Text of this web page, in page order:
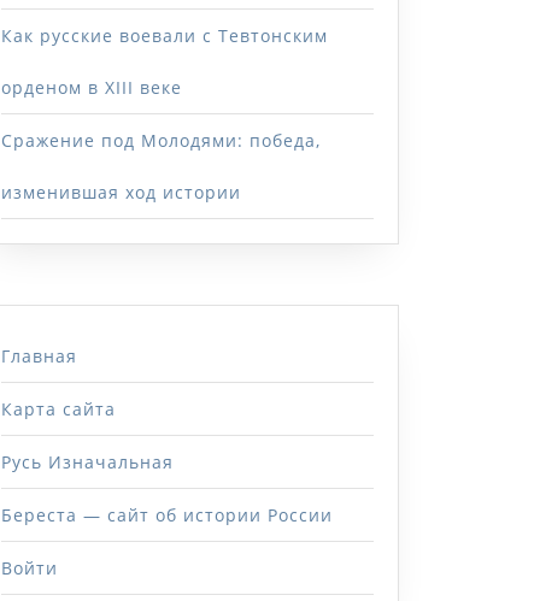
Как русские воевали с Тевтонским
орденом в XIII веке
Сражение под Молодями: победа,
изменившая ход истории
Главная
Карта сайта
Русь Изначальная
Береста — сайт об истории России
Войти